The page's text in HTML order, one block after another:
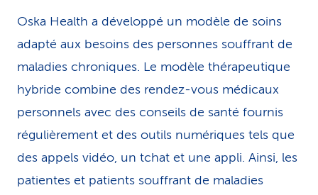
Oska Health a développé un modèle de soins
adapté aux besoins des personnes souffrant de
maladies chroniques. Le modèle thérapeutique
hybride combine des rendez-vous médicaux
personnels avec des conseils de santé fournis
régulièrement et des outils numériques tels que
des appels vidéo, un tchat et une appli. Ainsi, les
patientes et patients souffrant de maladies